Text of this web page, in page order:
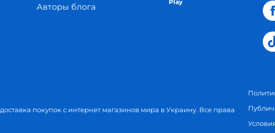
Авторы блога
Play
доставка покупок с интернет магазинов мира в Украину. Все права